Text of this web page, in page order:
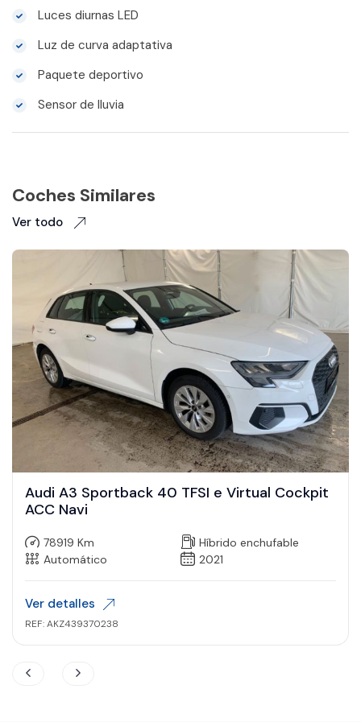
Luces diurnas LED
Luz de curva adaptativa
Paquete deportivo
Sensor de lluvia
Coches Similares
Ver todo
Audi A3 Sportback 40 TFSI e Virtual Cockpit
ACC Navi
78919 Km
Híbrido enchufable
Automático
2021
Ver detalles
REF: AKZ439370238